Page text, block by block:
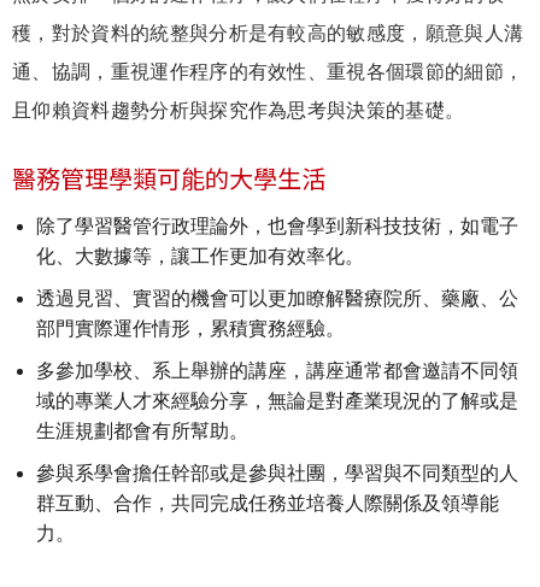
穫，對於資料的統整與分析是有較高的敏感度，願意與人溝
通、協調，重視運作程序的有效性、重視各個環節的細節，
且仰賴資料趨勢分析與探究作為思考與決策的基礎。
醫務管理學類可能的大學生活
除了學習醫管行政理論外，也會學到新科技技術，如電子
化、大數據等，讓工作更加有效率化。
透過見習、實習的機會可以更加瞭解醫療院所、藥廠、公
部門實際運作情形，累積實務經驗。
多參加學校、系上舉辦的講座，講座通常都會邀請不同領
域的專業人才來經驗分享，無論是對產業現況的了解或是
生涯規劃都會有所幫助。
參與系學會擔任幹部或是參與社團，學習與不同類型的人
群互動、合作，共同完成任務並培養人際關係及領導能
力。